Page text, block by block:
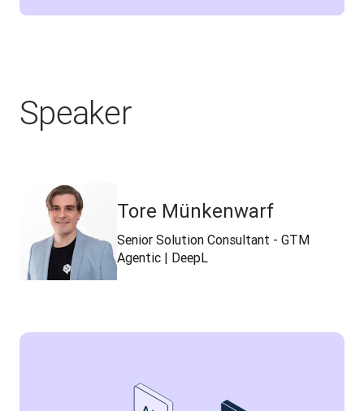
Speaker
Tore Münkenwarf
Senior Solution Consultant - GTM
Agentic | DeepL